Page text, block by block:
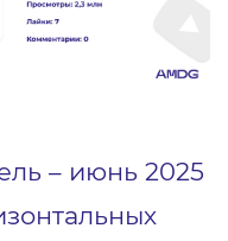
– июнь 2025